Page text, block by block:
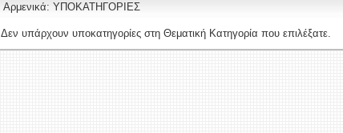
Αρμενικά: ΥΠΟΚΑΤΗΓΟΡΙΕΣ
Δεν υπάρχουν υποκατηγορίες στη Θεματική Κατηγορία που επιλέξατε.